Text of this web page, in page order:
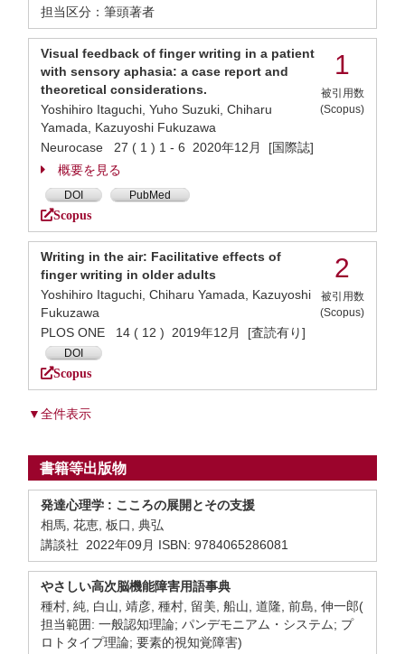
担当区分：筆頭著者
Visual feedback of finger writing in a patient
with sensory aphasia: a case report and
theoretical considerations.
Yoshihiro Itaguchi, Yuho Suzuki, Chiharu
Yamada, Kazuyoshi Fukuzawa
Neurocase 27 ( 1 ) 1 - 6 2020年12月 [国際誌]
概要を見る
DOI PubMed
Scopus
1
被引用数
(Scopus)
Writing in the air: Facilitative effects of
finger writing in older adults
Yoshihiro Itaguchi, Chiharu Yamada, Kazuyoshi
Fukuzawa
PLOS ONE 14 ( 12 ) 2019年12月 [査読有り]
DOI
Scopus
2
被引用数
(Scopus)
▼全件表示
書籍等出版物
発達心理学 : こころの展開とその支援
相馬, 花恵, 板口, 典弘
講談社 2022年09月 ISBN: 9784065286081
やさしい高次脳機能障害用語事典
種村, 純, 白山, 靖彦, 種村, 留美, 船山, 道隆, 前島, 伸一郎(
担当範囲: 一般認知理論; パンデモニアム・システム; プ
ロトタイプ理論; 要素的視知覚障害)